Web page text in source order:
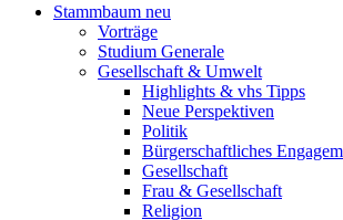
Stammbaum neu
Vorträge
Studium Generale
Gesellschaft & Umwelt
Highlights & vhs Tipps
Neue Perspektiven
Politik
Bürgerschaftliches
Gesellschaft
Frau & Gesellschaft
Religion